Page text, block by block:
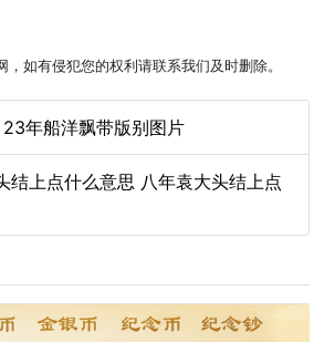
如有侵犯您的权利请联系我们及时删除。
年船洋飘带版别图片
结上点什么意思 八年袁大头结上点